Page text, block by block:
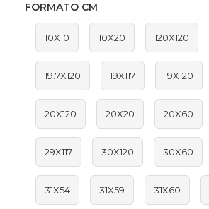
FORMATO CM
10X10 10X20 120X120
19.7X120 19X117 19X120
20X120 20X20 20X60
29X117 30X120 30X60
31X54 31X59 31X60